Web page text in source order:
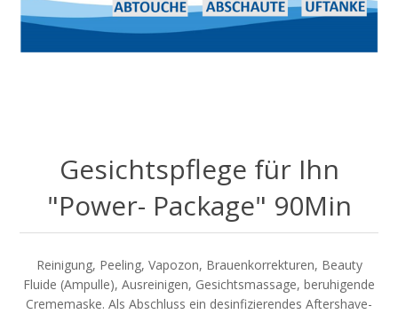
Gesichtspflege für Ihn
"Power- Package" 90Min
Reinigung, Peeling, Vapozon, Brauenkorrekturen, Beauty
Fluide (Ampulle), Ausreinigen, Gesichtsmassage, beruhigende
Crememaske. Als Abschluss ein desinfizierendes Aftershave-